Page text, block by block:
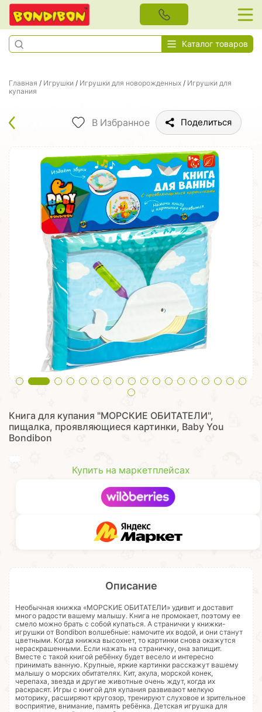
Каталог товаров
Главная / Игрушки / Игрушки для новорожденных / Игрушки для
купания
В Избранное Поделиться
Книга для купания "МОРСКИЕ ОБИТАТЕЛИ",
пищалка, проявляющиеся картинки, Baby You
Bondibon
Купить на маркетплейсах
Описание
Необычная книжка «МОРСКИЕ ОБИТАТЕЛИ» удивит и доставит
много радости вашему малышу. Книга не промокает, поэтому ее
смело можно брать с собой купаться. А странички у книжки-
игрушки от Bondibon волшебные: намочите их водой, и они станут
цветными. Когда книжка высохнет, то картинки снова окажутся
нераскрашенными. Если нажать на страничку, она запищит.
Вместе с такой книгой ребёнку будет весело и интересно
принимать ванную. Крупные, яркие картинки расскажут вашему
малышу о морских обитателях. Кит, акула, морской конек,
черепаха, звезда и другие животные очень ждут, когда их
раскрасят. Игры с книгой для купания развивают мелкую
моторику, расширяют кругозор, тренируют слуховое и зрительное
восприятие, внимание, память ребёнка. Детская игрушка для